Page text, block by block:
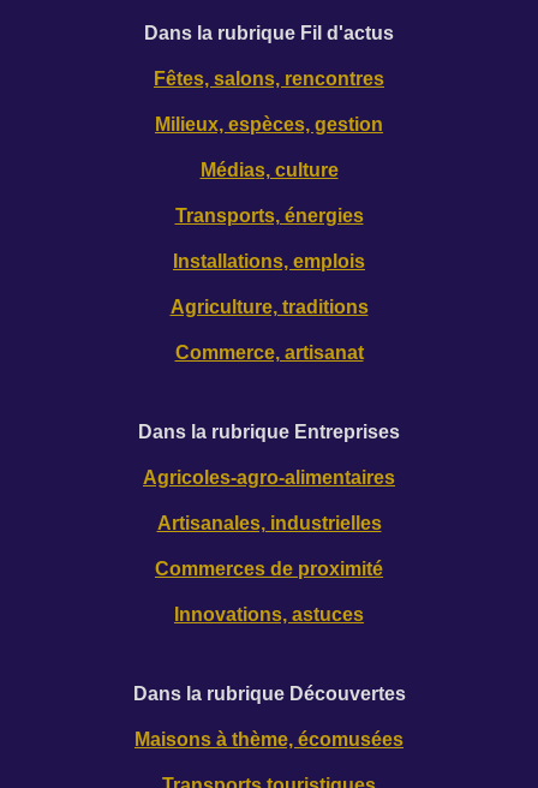
Dans la rubrique Fil d'actus
Fêtes, salons, rencontres
Milieux, espèces, gestion
Médias, culture
Transports, énergies
Installations, emplois
Agriculture, traditions
Commerce, artisanat
Dans la rubrique Entreprises
Agricoles-agro-alimentaires
Artisanales, industrielles
Commerces de proximité
Innovations, astuces
Dans la rubrique Découvertes
Maisons à thème, écomusées